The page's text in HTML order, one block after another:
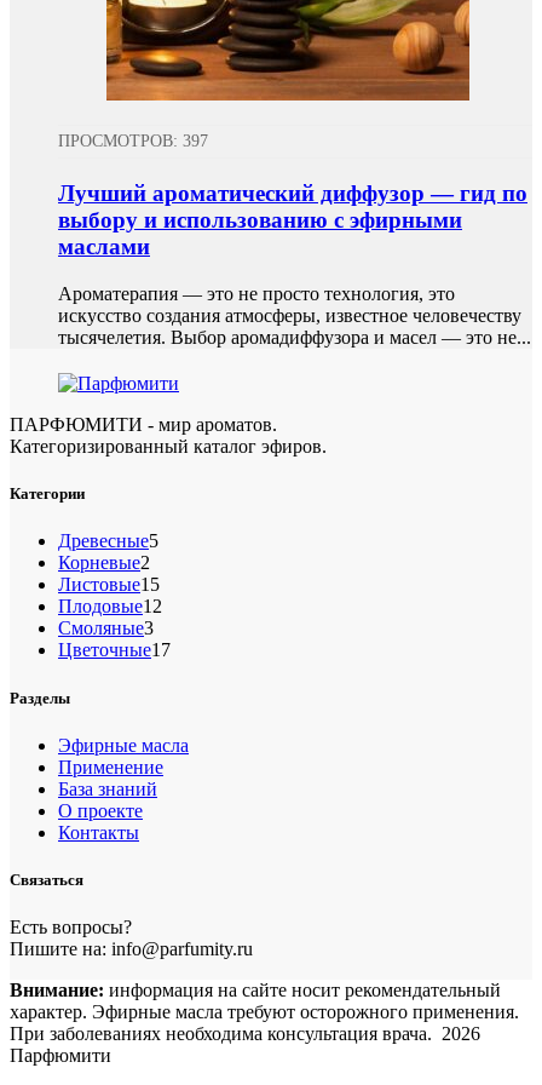
Укрепляет иммунитет
Улучшает кровообращение
Улучшает пищеварение
Улучшает сон
Успокаивает
Устраняет неприятные запахи
Бета-оцимен (монотерпен, C₁₀H₁₆)
Бета-пинен (монотерпен, C₁₀H₁₆)
Бета-сантален (сесквитерпеновый углеводород,
Бета-санталол (сесквитерпеновый спирт, C₁₅H₂₄O)
Бета-фелландрен (монотерпен, C₁₀H₁₆) 1
Бета-химицен (сесквитерпеновый углеводород,
C₁₅H₂₄)
Бисаболол (Левоменол) (Сесквитерпеновый спирт,
C₁₅H₂₆O)
Бисабололоксид (Сесквитерпеновый эфир, C₁₅H₂₄O₂)
Борнеол (монотерпеновый спирт, C₁₀H₁₈O)
Борнилацетат (сложный эфир, C₁₂H₂₀O₂)
Вербенон (кетон, C₁₀H₁₄O)
Ветивенал (сесквитерпеновый альдегид, C₁₅H₂₂O)
Ветиверол (смесь сесквитерпеновых спиртов,
Ветивон (сесквитерпеновый кетон, C₁₅H₂₂O)
Гамма-терпинен (монотерпен, C₁₀H₁₆)
Гептадекан (C₁₇H₃₆)
ПРОСМОТРОВ: 397
Лучший ароматический диффузор — гид по
выбору и использованию с эфирными
маслами
Ароматерапия — это не просто технология, это
искусство создания атмосферы, известное человечеству
тысячелетия. Выбор аромадиффузора и масел — это не...
ПАРФЮМИТИ - мир ароматов.
Категоризированный каталог эфиров.
Категории
Древесные55
Корневые2
товара
Листовые1515
товаров
Плодовые12
Смоляные33
товара
Цветочные1717
Разделы
Эфирные масла
Применение
База знаний
О проекте
Контакты
Связаться
Есть вопросы?
Пишите на: info@parfumity.ru
Внимание: информация на сайте носит рекомендательный
характер. Эфирные масла требуют осторожного применения.
При заболеваниях необходима консультация врача. 2026
Парфюмити